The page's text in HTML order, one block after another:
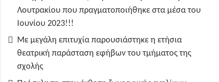
Λουτρακίου που πραγματοποιήθηκε στα μέσα του
Ιουνίου 2023!!!
Με μεγάλη επιτυχία παρουσιάστηκε η ετήσια
θεατρική παράσταση εφήβων του τμήματος της
σχολής